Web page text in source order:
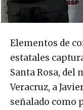
Elementos de
estatales
Santa Rosa, del
Veracruz, a
señalado como